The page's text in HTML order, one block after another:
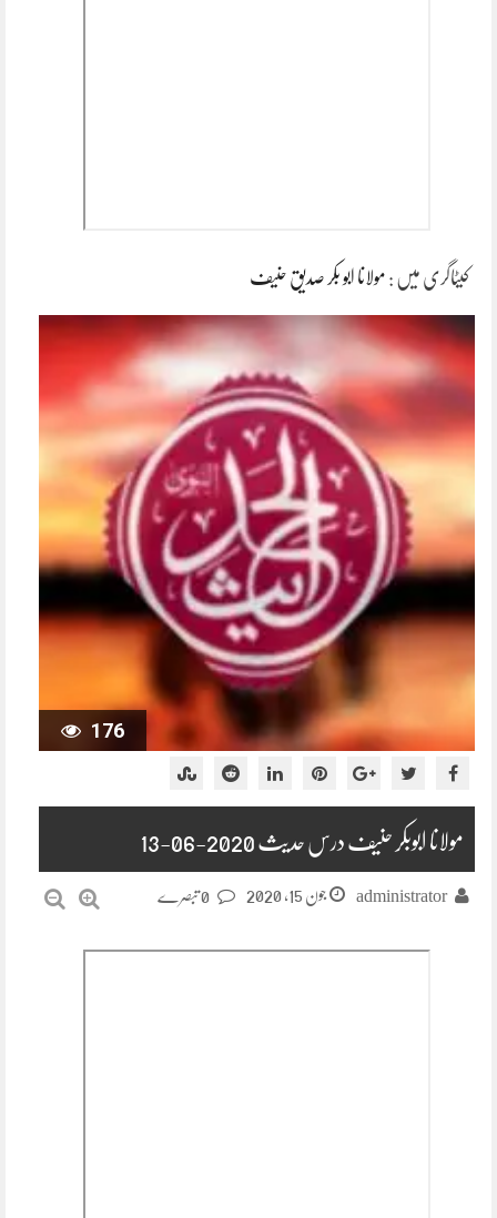
کیٹاگری میں : مولانا ابو بکر صدیق حنیف
176
مولانا ابوبکر حنیف درس حدیث 2020-06-13
administrator جون 15, 2020